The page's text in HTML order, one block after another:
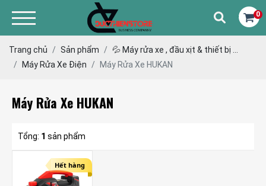
0
Trang chủ Sản phẩm
💦 Máy rửa xe , đầu xịt & thiết bị ...
Máy Rửa Xe Điện
Máy Rửa Xe HUKAN
Máy Rửa Xe HUKAN
Tổng: 1 sản phẩm
Hết hàng